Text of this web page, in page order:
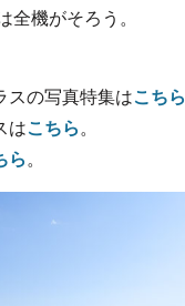
全機がそろう。
スの写真特集はこちら
はこちら 。
ら 。